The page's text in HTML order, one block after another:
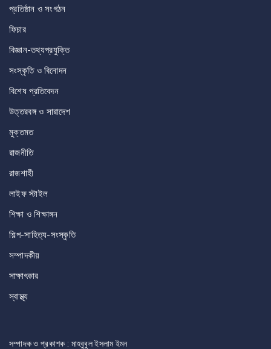
প্রতিষ্ঠান ও সংগঠন
ফিচার
বিজ্ঞান-তথ্যপ্রযুক্তি
সংস্কৃতি ও বিনোদন
বিশেষ প্রতিবেদন
উত্তরবঙ্গ ও সারাদেশ
মুক্তমত
রাজনীতি
রাজশাহী
লাইফ স্টাইল
শিক্ষা ও শিক্ষাঙ্গন
শিল্প-সাহিত্য-সংস্কৃতি
সম্পাদকীয়
সাক্ষাৎকার
স্বাস্থ্য
সম্পাদক ও প্রকাশক : মাহবুবুল ইসলাম ইমন